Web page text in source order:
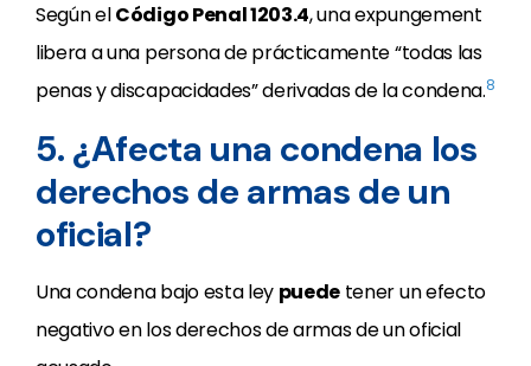
Según elCódigo Penal 1203.4, una expungement
libera a una persona de prácticamente “todas las
penas y discapacidades” derivadas de la condena.8
5. ¿Afecta una condena los
derechos de armas de un
oficial?
Una condena bajo esta ley puede tener un efecto
negativo en los derechos de armas de un oficial